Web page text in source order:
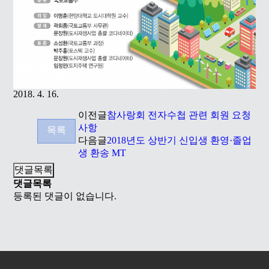
2018. 4. 16.
목록
이전글참사랑회 전자수첩 관련 회원 요청
사항
다음글2018년도 상반기 신입생 환영·졸업
생 환송 MT
댓글목록
댓글목록
등록된 댓글이 없습니다.